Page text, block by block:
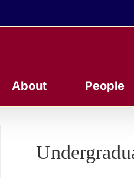
About People